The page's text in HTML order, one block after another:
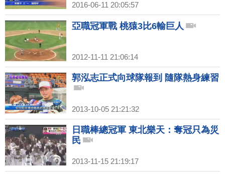
2016-06-11 20:05:57
亞職冠軍戰 桃猿3比6輸巨人
2012-11-11 21:06:14
郭泓志正式向球隊報到 隨隊熱身練習
2013-10-05 21:21:32
日職棒總冠軍 東北樂天：奪冠只為災
民
2013-11-15 21:19:17